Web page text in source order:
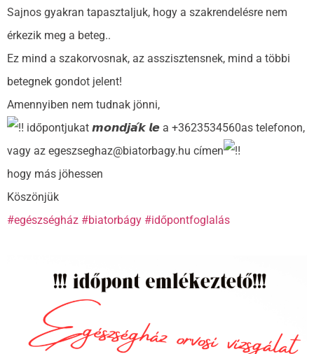
Sajnos gyakran tapasztaljuk, hogy a szakrendelésre nem
érkezik meg a beteg..
Ez mind a szakorvosnak, az asszisztensnek, mind a többi
betegnek gondot jelent!
Amennyiben nem tudnak jönni,
időpontjukat 𝙢𝙤𝙣𝙙𝙟𝙖́𝙠 𝙡𝙚 a +3623534560as telefonon,
vagy az egeszseghaz@biatorbagy.hu címen
hogy más jöhessen
Köszönjük
#egészségház #biatorbágy #időpontfoglalás